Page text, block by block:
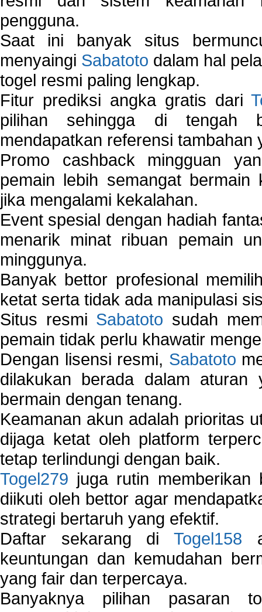
pengguna.
Saat ini banyak situs
menyaingi Sabatoto dalam hal
togel resmi paling lengkap.
Fitur prediksi angka gratis dari
pilihan sehingga di tengah
mendapatkan referensi tambahan
Promo cashback mingguan
pemain lebih semangat bermain
jika mengalami kekalahan.
Event spesial dengan hadiah
menarik minat ribuan pemain
minggunya.
Banyak bettor profesional
ketat serta tidak ada manipulasi
Situs resmi Sabatoto sudah
pemain tidak perlu khawatir
Dengan lisensi resmi, Sabatoto
dilakukan berada dalam
bermain dengan tenang.
Keamanan akun adalah prioritas
dijaga ketat oleh platform
tetap terlindungi dengan baik.
Togel279 juga rutin
diikuti oleh bettor agar
strategi bertaruh yang efektif.
Daftar sekarang di Togel158
keuntungan dan kemudahan
yang fair dan terpercaya.
Banyaknya pilihan pasaran